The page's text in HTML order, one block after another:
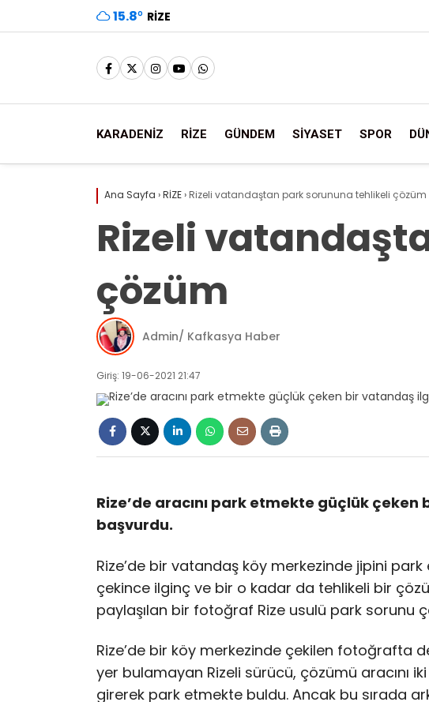
15.8° RIZE
KARADENİZ RİZE GÜNDEM SİYASET SPOR
Ana Sayfa ›RİZE› Rizeli vatandaştan park sorununa tehlikeli çözüm
Rizeli
çözüm
Admin/ Kafkasya Haber
Giriş: 19-06-2021 21:47
Rize’de aracını park etmekte güçlük
başvurdu.
Rize’de bir vatandaş köy merkezinde jipini
çekince ilginç ve bir o kadar da tehlikeli bir
paylaşılan bir fotoğraf Rize usulü park sorunu
Rize’de bir köy merkezinde çekilen fotoğrafta
yer bulamayan Rizeli sürücü, çözümü aracını
girerek park etmekte buldu. Ancak bu sırada